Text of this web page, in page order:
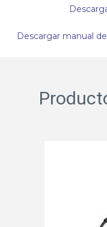
Descargar manual